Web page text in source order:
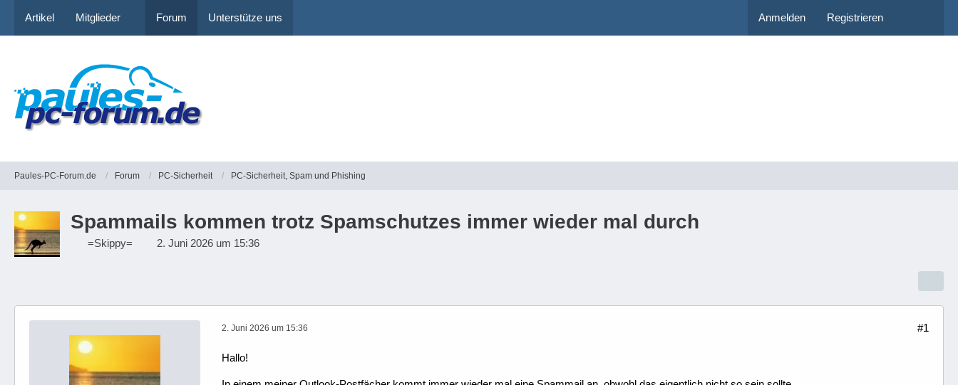
Artikel Mitglieder Forum Unterstütze uns Anmelden Registrieren
Paules-PC-Forum.de Forum PC-Sicherheit PC-Sicherheit, Spam und Phishing
Spammails kommen trotz Spamschutzes immer wieder mal durch
=Skippy= 2. Juni 2026 um 15:36
2. Juni 2026 um 15:36 #1
Hallo!